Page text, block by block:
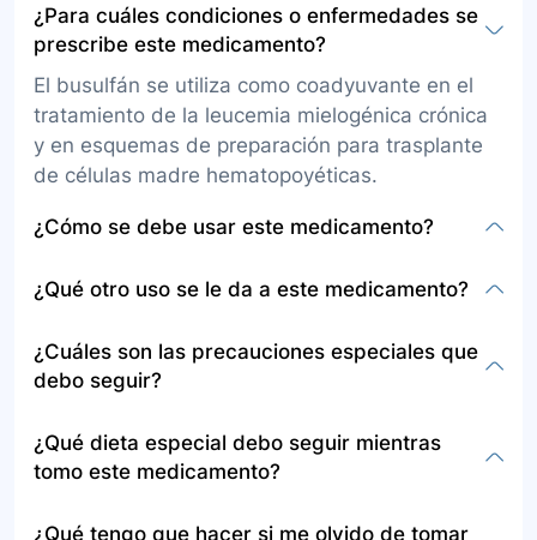
¿Para cuáles condiciones o enfermedades se
prescribe este medicamento?
El busulfán se utiliza como coadyuvante en el
tratamiento de la leucemia mielogénica crónica
y en esquemas de preparación para trasplante
de células madre hematopoyéticas.
¿Cómo se debe usar este medicamento?
solución inyectable y tabletas. La solución
enfermería especializada en oncología, en
hospitales o clínicas habilitadas. Las tabletas se
hora cada día, conforme a indicaciones
médicas.
¿Qué otro uso se le da a este medicamento?
menciona un uso alternativo específico para el
busulfán más allá del tratamiento de ciertos
células madre hematopoyéticas.
¿Cuáles son las precauciones especiales que
debo seguir?
a cualquier otra sustancia, si está embarazada o
planea estarlo, o está amamantando. Mencione
¿Qué dieta especial debo seguir mientras
tomo este medicamento?
¿Qué tengo que hacer si me olvido de tomar